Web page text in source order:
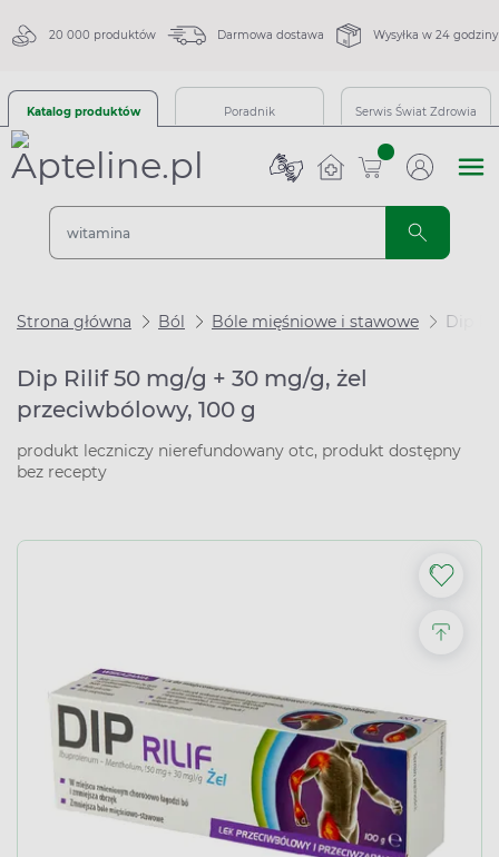
20 000 produktów Darmowa dostawa Wysyłka w 24 godziny
Katalog produktów Poradnik Serwis Świat Zdrowia
sztuk
Strona główna Ból Bóle mięśniowe i stawowe Dip
Dip Rilif 50 mg/g + 30 mg/g, żel
przeciwbólowy, 100 g
produkt leczniczy nierefundowany otc, produkt dostępny
bez recepty